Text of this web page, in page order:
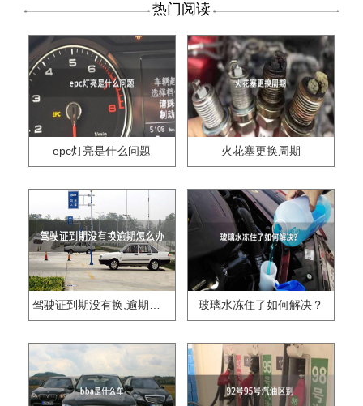
热门阅读
epc灯亮是什么问题 火花塞更换周期
驾驶证到期没有换,逾期怎么办?? 玻璃水冻住了如何解决？